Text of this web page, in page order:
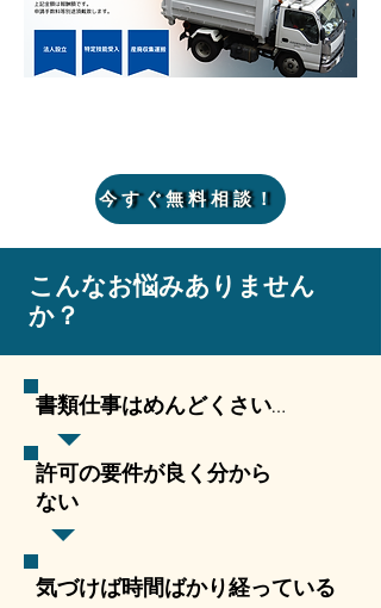
今すぐ無料相談！
こんなお悩みありません
か？
書類仕事はめんどくさい…
​許可の要件が良く分から
ない
​気づけば時間ばかり経っている